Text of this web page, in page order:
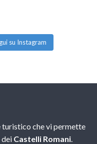
su Instagram
turistico che vi permette
dei Castelli Romani